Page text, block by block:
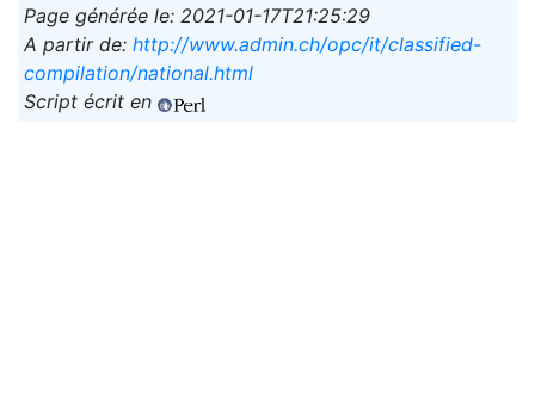
Page générée le: 2021-01-17T21:25:29
A partir de: http://www.admin.ch/opc/it/classified-
compilation/national.html
Script écrit en